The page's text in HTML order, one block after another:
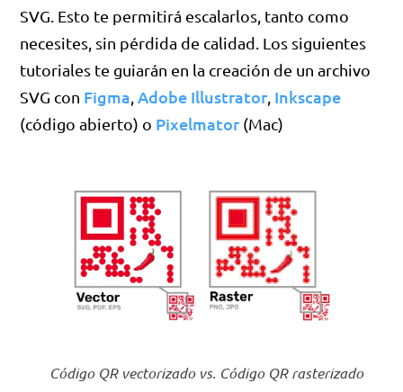
SVG. Esto te permitirá escalarlos, tanto como
necesites, sin pérdida de calidad. Los siguientes
tutoriales te guiarán en la creación de un archivo
SVG con Figma Adobe Illustrator Inkscape
(código abierto) o Pixelmator (Mac)
Código QR vectorizado vs. Código QR rasterizado